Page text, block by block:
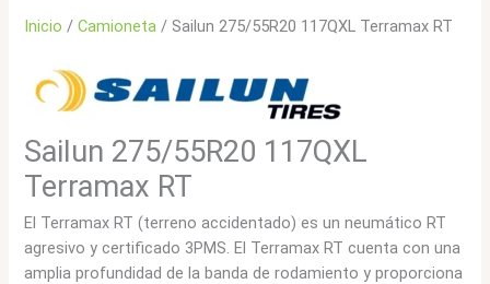
Inicio /Camioneta / Sailun 275/55R20 117QXL Terramax RT
Sailun 275/55R20 117QXL
Terramax RT
El Terramax RT (terreno accidentado) es un neumático RT
agresivo y certificado 3PMS. El Terramax RT cuenta con una
amplia profundidad de la banda de rodamiento y proporciona